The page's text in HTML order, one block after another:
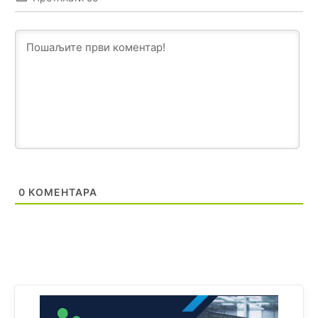
0 КОМЕНТАРА
da brani? A imamo vojsku Kosova kojoj želimo svako
dobro i da se što bolje opreme
Анонимно2808202 8/6/2026 1:38
pusti ih ciganija...pocetkom ovog vjeka,neko rece za
Radovana i Ratka kaki su oni srbi...i poce dalje da